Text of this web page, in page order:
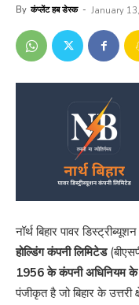
By कंप्लेंट हब डेस्क - January
नॉर्थ बिहार पावर
होल्डिंग कंपनी लिमिटेड
1956 के कंपनी अधिनियम के
पंजीकृत है जो बिहार के